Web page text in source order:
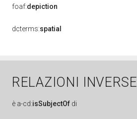
foaf:depiction
dcterms:spatial
RELAZIONI INVERSE
è a-cd:isSubjectOf di